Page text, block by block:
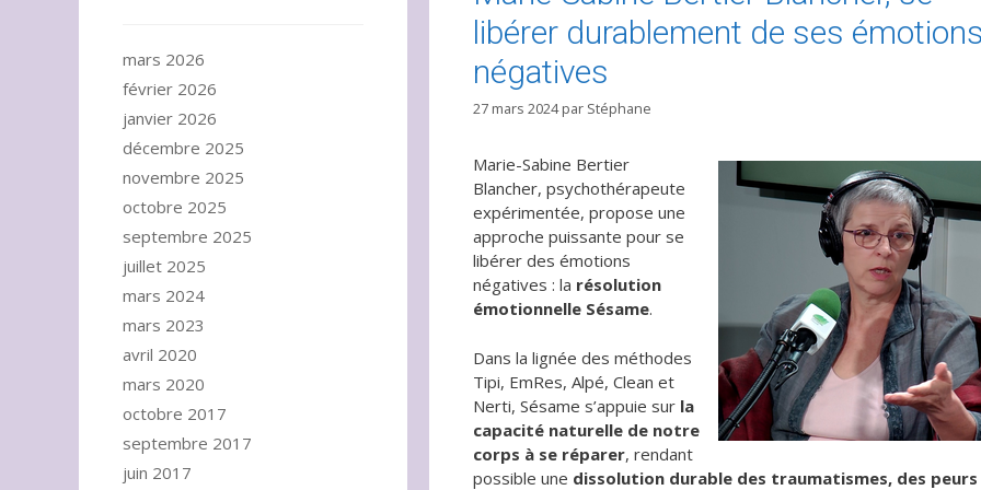
libérer durablement de ses
négatives
27 mars 2024 par Stéphane
Marie-Sabine Bertier
Blancher, psychothérapeute
expérimentée, propose une
approche puissante pour se
libérer des émotions
négatives : la résolution
émotionnelle Sésame.
Dans la lignée des méthodes
Tipi, EmRes, Alpé, Clean et
Nerti, Sésame s’appuie sur la
capacité naturelle de notre
corps à se réparer, rendant
possible une dissolution durable des traumatismes, des peurs
mars 2026
février 2026
janvier 2026
décembre 2025
novembre 2025
octobre 2025
septembre 2025
juillet 2025
mars 2024
mars 2023
avril 2020
mars 2020
octobre 2017
septembre 2017
juin 2017